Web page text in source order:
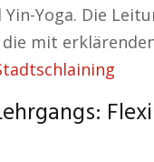
Yoga. Die
mit